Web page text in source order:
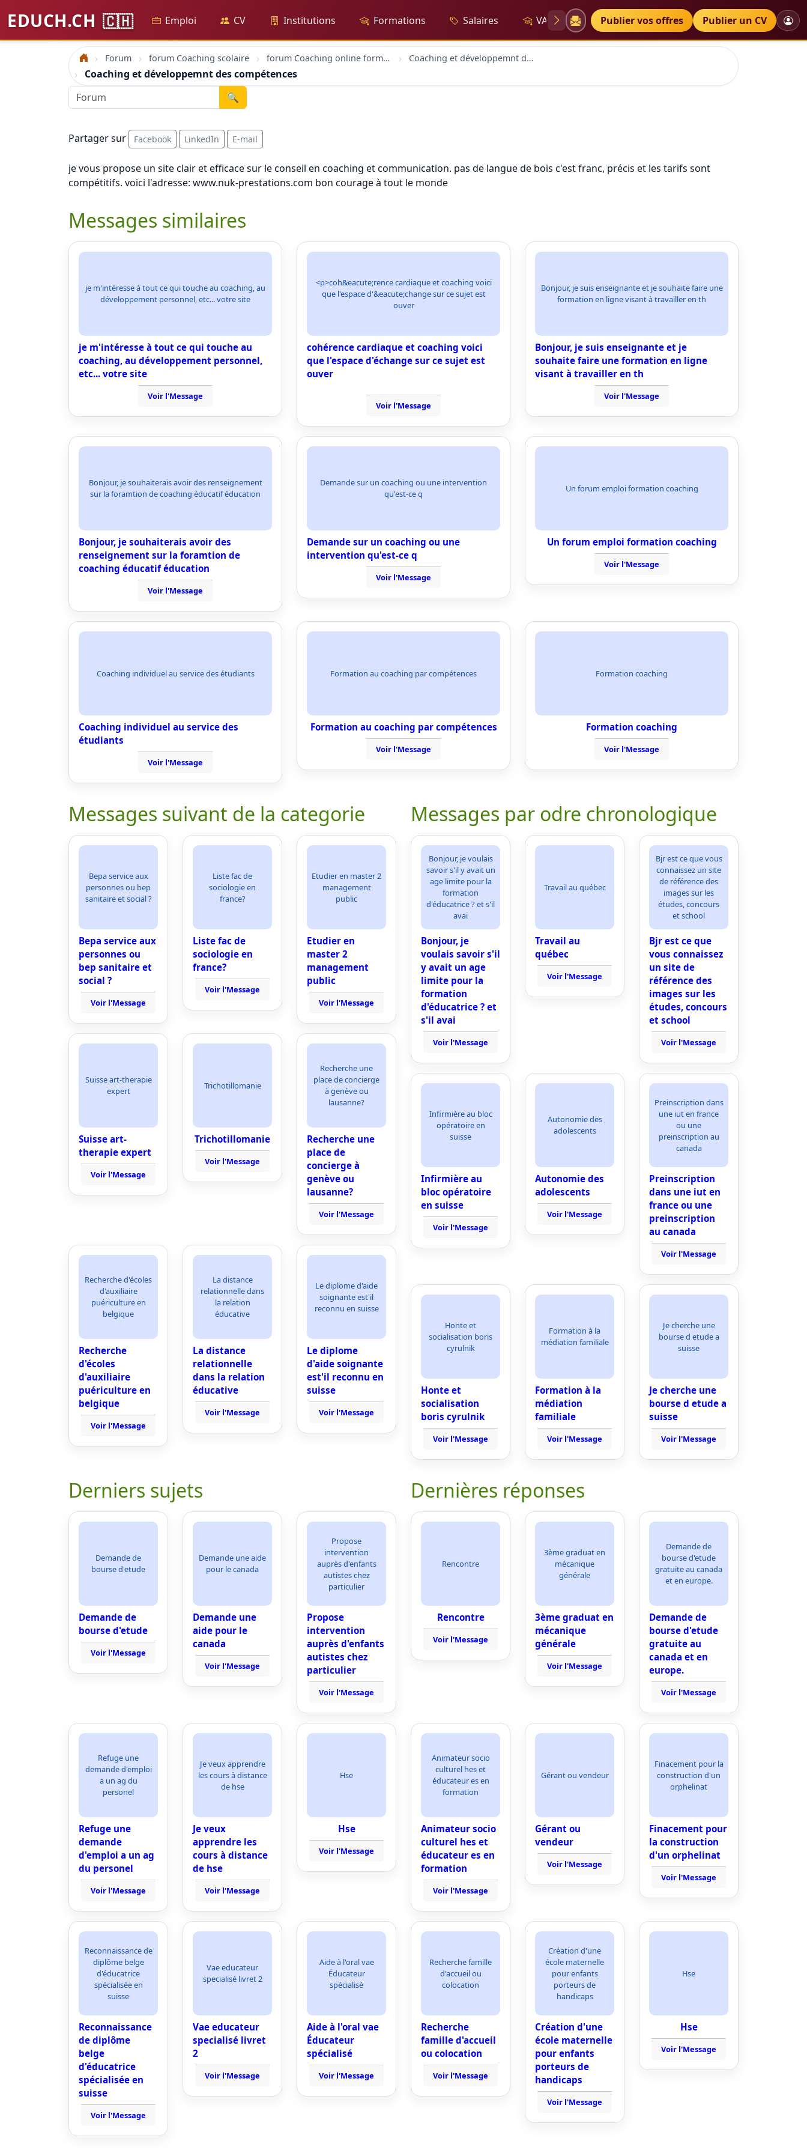
EDUCH.CH 🇨🇭 Emploi CV Institutions Formations Salaires VAE Diplômes Petites annonces
Publier vos offres Publier un CV
Accueil Forum forum Coaching scolaire forum Coaching online formation professionelle emploi education Coaching et développemnt des compétences
Coaching et développemnt des compétences
🔍
Partager sur Facebook LinkedIn E-mail
je vous propose un site clair et efficace sur le conseil en coaching et communication. pas de langue de bois c'est franc, précis et les tarifs sont
compétitifs. voici l'adresse: www.nuk-prestations.com bon courage à tout le monde
Messages similaires
je m'intéresse à tout ce qui touche au coaching, au
développement personnel, etc... votre site
je m'intéresse à tout ce qui touche au
coaching, au développement personnel,
etc... votre site
Voir l'Message
<p>coh&eacute;rence cardiaque et coaching voici
que l'espace d'&eacute;change sur ce sujet est
ouver
cohérence cardiaque et coaching voici
que l'espace d'échange sur ce sujet est
ouver
Voir l'Message
Bonjour, je suis enseignante et je souhaite faire une
formation en ligne visant à travailler en th
Bonjour, je suis enseignante et je
souhaite faire une formation en ligne
visant à travailler en th
Voir l'Message
Bonjour, je souhaiterais avoir des renseignement
sur la foramtion de coaching éducatif éducation
Bonjour, je souhaiterais avoir des
renseignement sur la foramtion de
coaching éducatif éducation
Voir l'Message
Demande sur un coaching ou une intervention
qu'est-ce q
Demande sur un coaching ou une
intervention qu'est-ce q
Voir l'Message
Un forum emploi formation coaching
Un forum emploi formation coaching
Voir l'Message
Coaching individuel au service des étudiants
Coaching individuel au service des
étudiants
Voir l'Message
Formation au coaching par compétences
Formation au coaching par compétences
Voir l'Message
Formation coaching
Formation coaching
Voir l'Message
Messages suivant de la categorie
Bepa service aux
personnes ou bep
sanitaire et social ?
Bepa service aux
personnes ou
bep sanitaire et
social ?
Voir l'Message
Liste fac de
sociologie en
france?
Liste fac de
sociologie en
france?
Voir l'Message
Etudier en master 2
management
public
Etudier en
master 2
management
public
Voir l'Message
Suisse art-therapie
expert
Suisse art-
therapie expert
Voir l'Message
Trichotillomanie
Trichotillomanie
Voir l'Message
Recherche une
place de concierge
à genève ou
lausanne?
Recherche une
place de
concierge à
genève ou
lausanne?
Voir l'Message
Recherche d'écoles
d'auxiliaire
puériculture en
belgique
Recherche
d'écoles
d'auxiliaire
puériculture en
belgique
Voir l'Message
La distance
relationnelle dans
la relation
éducative
La distance
relationnelle
dans la relation
éducative
Voir l'Message
Le diplome d'aide
soignante est'il
reconnu en suisse
Le diplome
d'aide soignante
est'il reconnu en
suisse
Voir l'Message
Messages par odre chronologique
Bonjour, je voulais
savoir s'il y avait un
age limite pour la
formation
d'éducatrice ? et s'il
avai
Bonjour, je
voulais savoir s'il
y avait un age
limite pour la
formation
d'éducatrice ? et
s'il avai
Voir l'Message
Travail au québec
Travail au
québec
Voir l'Message
Bjr est ce que vous
connaissez un site
de référence des
images sur les
études, concours
et school
Bjr est ce que
vous connaissez
un site de
référence des
images sur les
études, concours
et school
Voir l'Message
Infirmière au bloc
opératoire en
suisse
Infirmière au
bloc opératoire
en suisse
Voir l'Message
Autonomie des
adolescents
Autonomie des
adolescents
Voir l'Message
Preinscription dans
une iut en france
ou une
preinscription au
canada
Preinscription
dans une iut en
france ou une
preinscription
au canada
Voir l'Message
Honte et
socialisation boris
cyrulnik
Honte et
socialisation
boris cyrulnik
Voir l'Message
Formation à la
médiation familiale
Formation à la
médiation
familiale
Voir l'Message
Je cherche une
bourse d etude a
suisse
Je cherche une
bourse d etude a
suisse
Voir l'Message
Derniers sujets
Demande de
bourse d'etude
Demande de
bourse d'etude
Voir l'Message
Demande une aide
pour le canada
Demande une
aide pour le
canada
Voir l'Message
Propose
intervention
auprès d'enfants
autistes chez
particulier
Propose
intervention
auprès d'enfants
autistes chez
particulier
Voir l'Message
Refuge une
demande d'emploi
a un ag du
personel
Refuge une
demande
d'emploi a un ag
du personel
Voir l'Message
Je veux apprendre
les cours à distance
de hse
Je veux
apprendre les
cours à distance
de hse
Voir l'Message
Hse
Hse
Voir l'Message
Reconnaissance de
diplôme belge
d'éducatrice
spécialisée en
suisse
Reconnaissance
de diplôme
belge
d'éducatrice
spécialisée en
suisse
Voir l'Message
Vae educateur
specialisé livret 2
Vae educateur
specialisé livret
2
Voir l'Message
Aide à l'oral vae
Éducateur
spécialisé
Aide à l'oral vae
Éducateur
spécialisé
Voir l'Message
Dernières réponses
Rencontre
Rencontre
Voir l'Message
3ème graduat en
mécanique
générale
3ème graduat en
mécanique
générale
Voir l'Message
Demande de
bourse d'etude
gratuite au canada
et en europe.
Demande de
bourse d'etude
gratuite au
canada et en
europe.
Voir l'Message
Animateur socio
culturel hes et
éducateur es en
formation
Animateur socio
culturel hes et
éducateur es en
formation
Voir l'Message
Gérant ou vendeur
Gérant ou
vendeur
Voir l'Message
Finacement pour la
construction d'un
orphelinat
Finacement pour
la construction
d'un orphelinat
Voir l'Message
Recherche famille
d'accueil ou
colocation
Recherche
famille d'accueil
ou colocation
Voir l'Message
Création d'une
école maternelle
pour enfants
porteurs de
handicaps
Création d'une
école maternelle
pour enfants
porteurs de
handicaps
Voir l'Message
Hse
Hse
Voir l'Message